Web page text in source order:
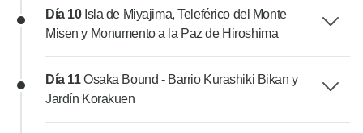
Día 10 Isla de Miyajima, Teleférico del Monte
Misen y Monumento a la Paz de Hiroshima
Día 11Osaka Bound - Barrio Kurashiki Bikan y
Jardín Korakuen